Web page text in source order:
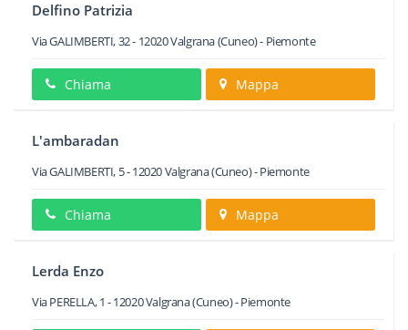
Delfino Patrizia
Via GALIMBERTI, 32- 12020Valgrana(Cuneo) - Piemonte
Chiama Mappa
L'ambaradan
Via GALIMBERTI, 5-12020Valgrana(Cuneo) -Piemonte
Chiama Mappa
Lerda Enzo
Via PERELLA, 1 -12020Valgrana(Cuneo) -Piemonte